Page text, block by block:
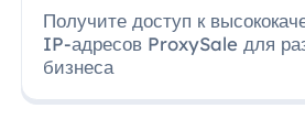
Получите доступ к
IP-адресов ProxySale для
бизнеса